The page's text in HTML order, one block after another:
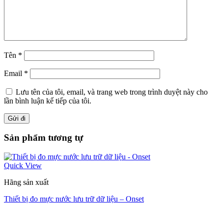
Tên *
Email *
Lưu tên của tôi, email, và trang web trong trình duyệt này cho
lần bình luận kế tiếp của tôi.
Sản phẩm tương tự
Quick View
Hãng sản xuất
Thiết bị đo mực nước lưu trữ dữ liệu – Onset